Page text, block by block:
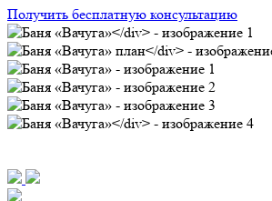
Получить бесплатную консультацию